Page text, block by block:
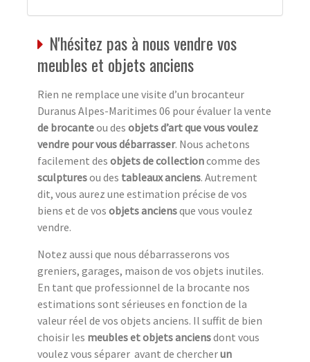
N'hésitez pas à nous vendre vos
meubles et objets anciens
Rien ne remplace une visite d’un brocanteur
Duranus Alpes-Maritimes 06 pour évaluer la vente
de brocanteou des objets d’art que vous voulez
vendre pour vous débarrasser. Nous achetons
facilement des objets de collectioncomme des
sculpturesou des tableaux anciens. Autrement
dit, vous aurez une estimation précise de vos
biens et de vos objets anciensque vous voulez
vendre.
Notez aussi que nous débarrasserons vos
greniers, garages, maison de vos objets inutiles.
En tant que professionnel de la brocante nos
estimations sont sérieuses en fonction de la
valeur réel de vos objets anciens. Il suffit de bien
choisir les meubles et objets anciensdont vous
voulez vous séparer avant de chercherun